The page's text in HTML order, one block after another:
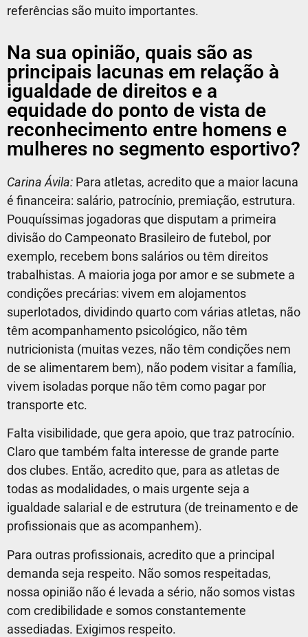
referências são muito importantes.
Na sua opinião, quais são as
principais lacunas em relação à
igualdade de direitos e a
equidade do ponto de vista de
reconhecimento entre homens e
mulheres no segmento esportivo?
Carina Ávila: Para atletas, acredito que a maior lacuna
é financeira: salário, patrocínio, premiação, estrutura.
Pouquíssimas jogadoras que disputam a primeira
divisão do Campeonato Brasileiro de futebol, por
exemplo, recebem bons salários ou têm direitos
trabalhistas. A maioria joga por amor e se submete a
condições precárias: vivem em alojamentos
superlotados, dividindo quarto com várias atletas, não
têm acompanhamento psicológico, não têm
nutricionista (muitas vezes, não têm condições nem
de se alimentarem bem), não podem visitar a família,
vivem isoladas porque não têm como pagar por
transporte etc.
Falta visibilidade, que gera apoio, que traz patrocínio.
Claro que também falta interesse de grande parte
dos clubes. Então, acredito que, para as atletas de
todas as modalidades, o mais urgente seja a
igualdade salarial e de estrutura (de treinamento e de
profissionais que as acompanhem).
Para outras profissionais, acredito que a principal
demanda seja respeito. Não somos respeitadas,
nossa opinião não é levada a sério, não somos vistas
com credibilidade e somos constantemente
assediadas. Exigimos respeito.